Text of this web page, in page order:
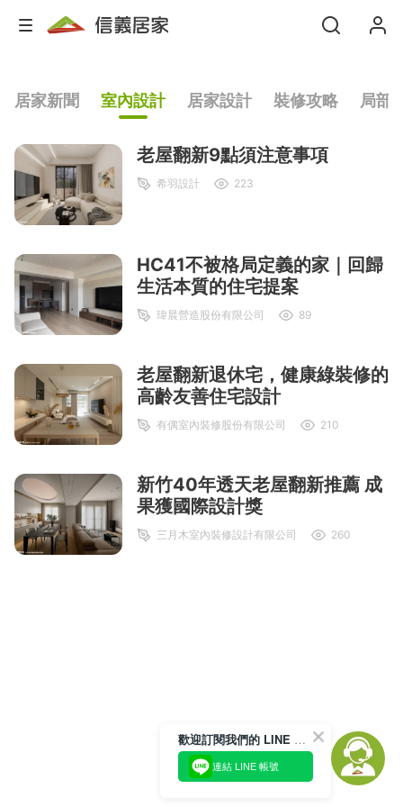
居家新聞 室內設計 居家設計 裝修攻略 局部
老屋翻新9點須注意事項
希羽設計 223
HC41不被格局定義的家｜回歸
生活本質的住宅提案
瑋晨營造股份有限公司 89
老屋翻新退休宅，健康綠裝修的
高齡友善住宅設計
有偶室內裝修股份有限公司 210
新竹40年透天老屋翻新推薦 成
果獲國際設計獎
三月木室內裝修設計有限公司 260
歡迎訂閱我們的 LINE 官方帳號
連結 LINE 帳號